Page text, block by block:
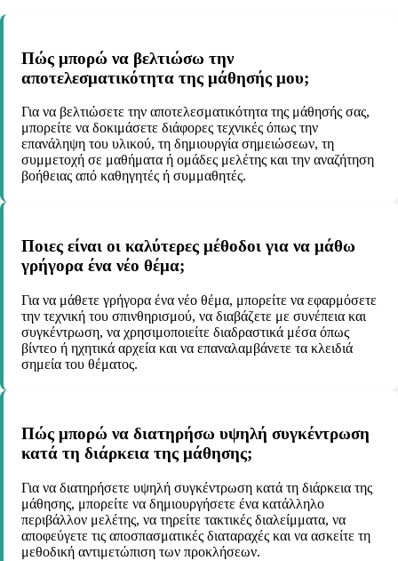
Πώς μπορώ να βελτιώσω την
αποτελεσματικότητα της μάθησής μου;
Για να βελτιώσετε την αποτελεσματικότητα της μάθησής σας,
μπορείτε να δοκιμάσετε διάφορες τεχνικές όπως την
επανάληψη του υλικού, τη δημιουργία σημειώσεων, τη
συμμετοχή σε μαθήματα ή ομάδες μελέτης και την αναζήτηση
βοήθειας από καθηγητές ή συμμαθητές.
Ποιες είναι οι καλύτερες μέθοδοι για να μάθω
γρήγορα ένα νέο θέμα;
Για να μάθετε γρήγορα ένα νέο θέμα, μπορείτε να εφαρμόσετε
την τεχνική του σπινθηρισμού, να διαβάζετε με συνέπεια και
συγκέντρωση, να χρησιμοποιείτε διαδραστικά μέσα όπως
βίντεο ή ηχητικά αρχεία και να επαναλαμβάνετε τα κλειδιά
σημεία του θέματος.
Πώς μπορώ να διατηρήσω υψηλή συγκέντρωση
κατά τη διάρκεια της μάθησης;
Για να διατηρήσετε υψηλή συγκέντρωση κατά τη διάρκεια της
μάθησης, μπορείτε να δημιουργήσετε ένα κατάλληλο
περιβάλλον μελέτης, να τηρείτε τακτικές διαλείμματα, να
αποφεύγετε τις αποσπασματικές διαταραχές και να ασκείτε τη
μεθοδική αντιμετώπιση των προκλήσεων.